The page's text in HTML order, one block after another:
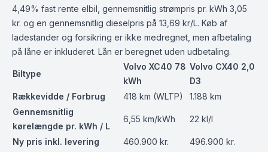
4,49% fast rente elbil, gennemsnitlig strømpris pr. kWh 3,05
kr. og en gennemsnitlig dieselpris på 13,69 kr/L. Køb af
ladestander og forsikring er ikke medregnet, men afbetaling
på låne er inkluderet. Lån er beregnet uden udbetaling.
Biltype
Volvo XC40 78
kWh
Volvo CX40 2,0
D3
Rækkevidde / Forbrug
418 km (WLTP)
1.188 km
Gennemsnitlig
kørelængde pr. kWh / L
6,55 km/kWh 22 kl/l
Ny pris inkl. levering 460.900 kr. 496.900 kr.